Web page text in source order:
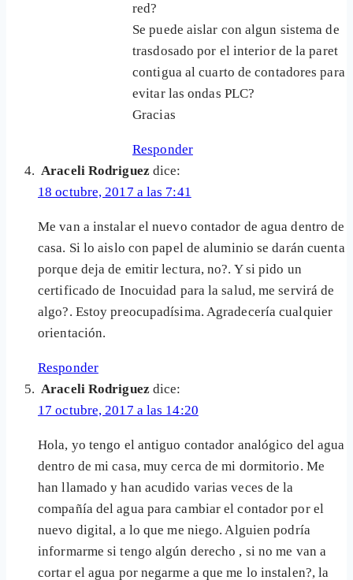
red?
Se puede aislar con algun sistema de
trasdosado por el interior de la paret
contigua al cuarto de contadores para
evitar las ondas PLC?
Gracias
Responder
Araceli Rodriguez dice:
18 octubre, 2017 a las 7:41
Me van a instalar el nuevo contador de agua dentro de
casa. Si lo aislo con papel de aluminio se darán cuenta
porque deja de emitir lectura, no?. Y si pido un
certificado de Inocuidad para la salud, me servirá de
algo?. Estoy preocupadísima. Agradecería cualquier
orientación.
Responder
Araceli Rodriguez dice:
17 octubre, 2017 a las 14:20
Hola, yo tengo el antiguo contador analógico del agua
dentro de mi casa, muy cerca de mi dormitorio. Me
han llamado y han acudido varias veces de la
compañía del agua para cambiar el contador por el
nuevo digital, a lo que me niego. Alguien podría
informarme si tengo algún derecho , si no me van a
cortar el agua por negarme a que me lo instalen?, la